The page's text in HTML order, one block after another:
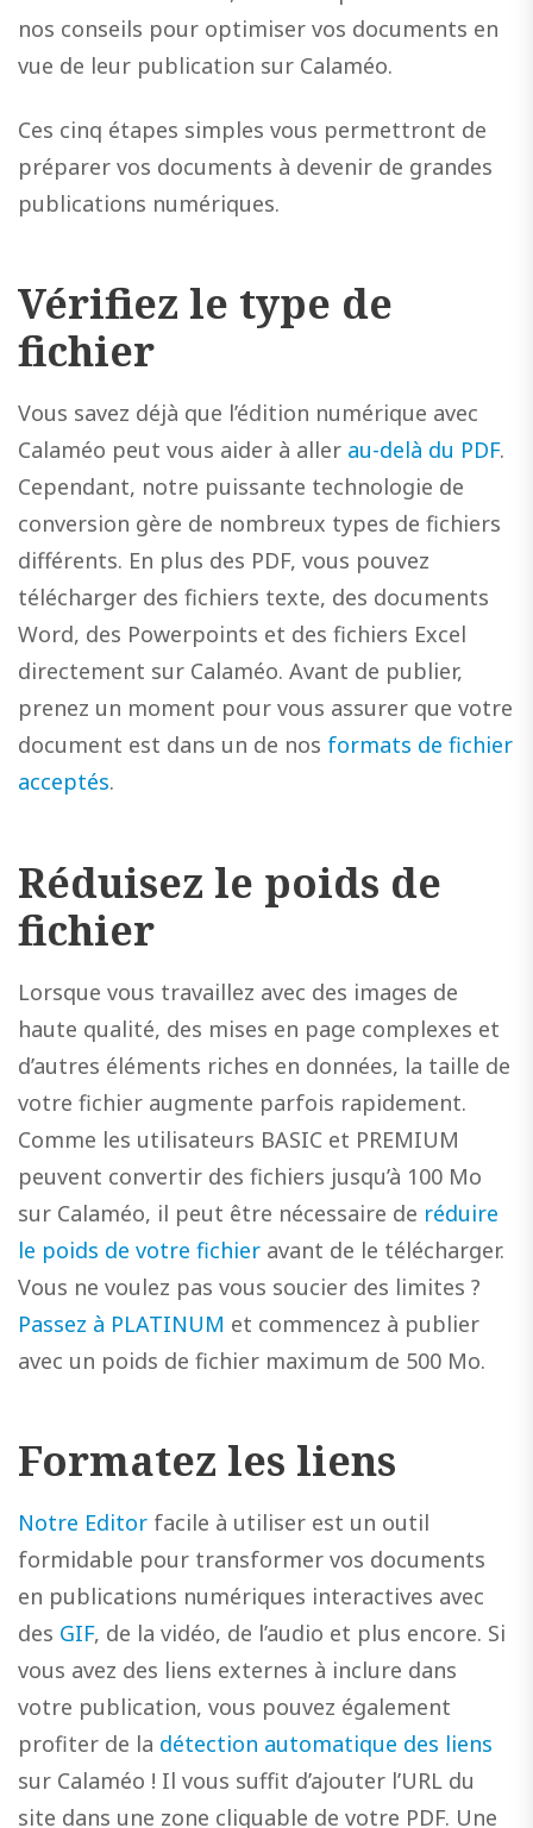
nos conseils pour optimiser vos documents en
vue de leur publication sur Calaméo.
Ces cinq étapes simples vous permettront de
préparer vos documents à devenir de grandes
publications numériques.
Vérifiez le type de
fichier
Vous savez déjà que l’édition numérique avec
Calaméo peut vous aider à aller au-delà du PDF.
Cependant, notre puissante technologie de
conversion gère de nombreux types de fichiers
différents. En plus des PDF, vous pouvez
télécharger des fichiers texte, des documents
Word, des Powerpoints et des fichiers Excel
directement sur Calaméo. Avant de publier,
prenez un moment pour vous assurer que votre
document est dans un de nos formats de fichier
acceptés.
Réduisez le poids de
fichier
Lorsque vous travaillez avec des images de
haute qualité, des mises en page complexes et
d’autres éléments riches en données, la taille de
votre fichier augmente parfois rapidement.
Comme les utilisateurs BASIC et PREMIUM
peuvent convertir des fichiers jusqu’à 100 Mo
sur Calaméo, il peut être nécessaire de réduire
le poids de votre fichier avant de le télécharger.
Vous ne voulez pas vous soucier des limites ?
Passez à PLATINUM et commencez à publier
avec un poids de fichier maximum de 500 Mo.
Formatez les liens
Notre Editor facile à utiliser est un outil
formidable pour transformer vos documents
en publications numériques interactives avec
des GIF, de la vidéo, de l’audio et plus encore. Si
vous avez des liens externes à inclure dans
votre publication, vous pouvez également
profiter de la détection automatique des liens
sur Calaméo ! Il vous suffit d’ajouter l’URL du
site dans une zone cliquable de votre PDF. Une